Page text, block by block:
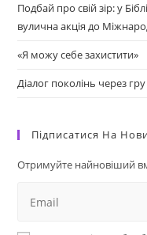
Подбай про свій зір: у
вулична акція до
«Я можу себе захистити»
Діалог поколінь через гру
Підписатися На
Отримуйте найновіший